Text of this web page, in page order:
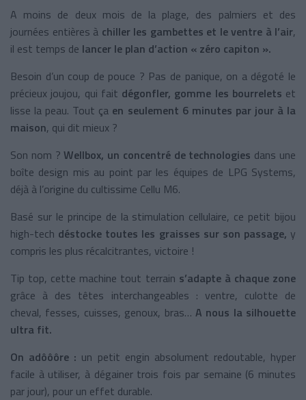
A moins de deux mois de la plage, des palmiers et des
journées entières à chiller les gambettes et le ventre à l’air,
il est temps de lancer le plan d’action « zéro capiton ».
Besoin d’un coup de pouce ? Pas de panique, on a dégoté le
précieux joujou, qui fait dégonfler, gomme les bourrelets et
lisse la peau. Tout ça en seulement 6 minutes par jour à la
maison, qui dit mieux ?
Son nom ?Wellbox, un concentré de technologies dans une
boîte design mis au point par les équipes de LPG Systems,
déjà à l’origine du cultissime Cellu M6.
Basé sur le principe de la stimulation cellulaire, ce petit bijou
high-tech déstocke toutes les graisses sur son passage, y
compris les plus récalcitrantes, victoire !
Tip top, cette machine tout terrain s’adapte à chaque zone
grâce à des têtes interchangeables : ventre, culotte de
cheval, fesses, cuisses, genoux, bras… A nous la silhouette
ultra fit.
On adôôôre : un petit engin absolument redoutable, hyper
facile à utiliser, à dégainer trois fois par semaine (6 minutes
par jour), pour un effet durable.